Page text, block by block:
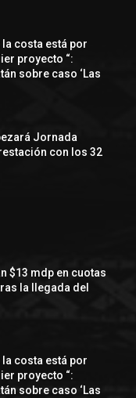
costa está por
proyecto “:
sobre caso ‘Las
Jornada
con los 32
$13 mdp en cuotas
la llegada del
costa está por
proyecto “:
sobre caso ‘Las